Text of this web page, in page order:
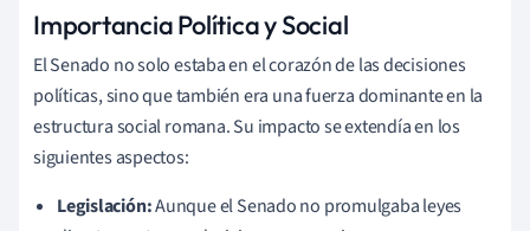
Importancia Política y Social
El Senado no solo estaba en el corazón de las decisiones
políticas, sino que también era una fuerza dominante en la
estructura social romana. Su impacto se extendía en los
siguientes aspectos:
Legislación:Aunque el Senado no promulgaba leyes